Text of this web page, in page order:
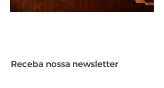
Receba nossa newsletter